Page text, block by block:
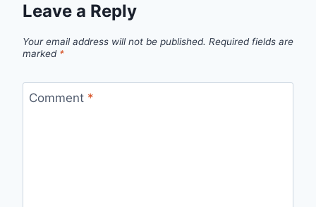
Leave a Reply
Your email address will not be published. Required fields are
marked *
Comment *